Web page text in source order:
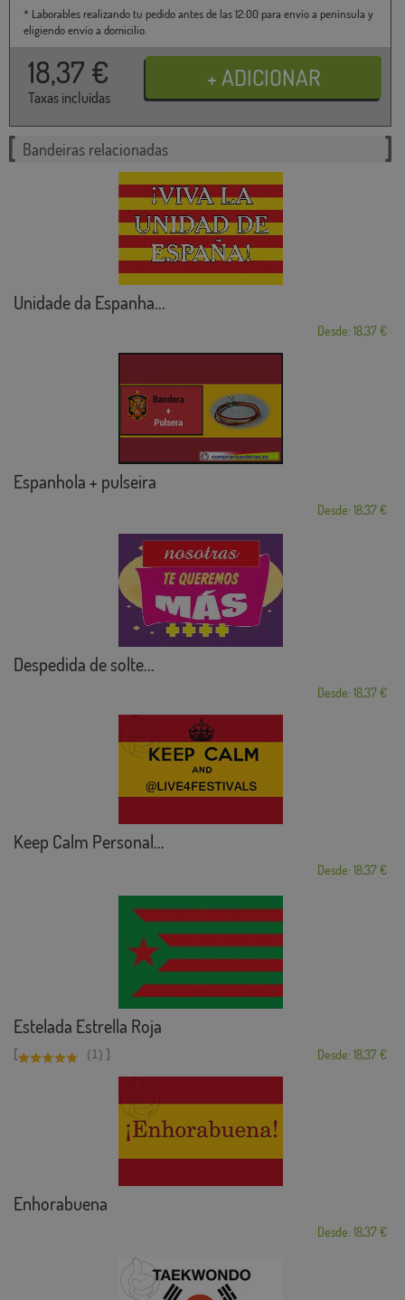
* Laborables realizando tu pedido antes de las 12:00 para envío a península y
eligiendo envío a domicilio.
18,37 €
Taxas incluídas
Bandeiras relacionadas
Unidade da Espanha...
Desde: 18,37 €
Espanhola + pulseira
Desde: 18,37 €
Despedida de solte...
Desde: 18,37 €
Keep Calm Personal...
Desde: 18,37 €
Estelada Estrella Roja
[ (1) ] Desde: 18,37 €
Enhorabuena
Desde: 18,37 €